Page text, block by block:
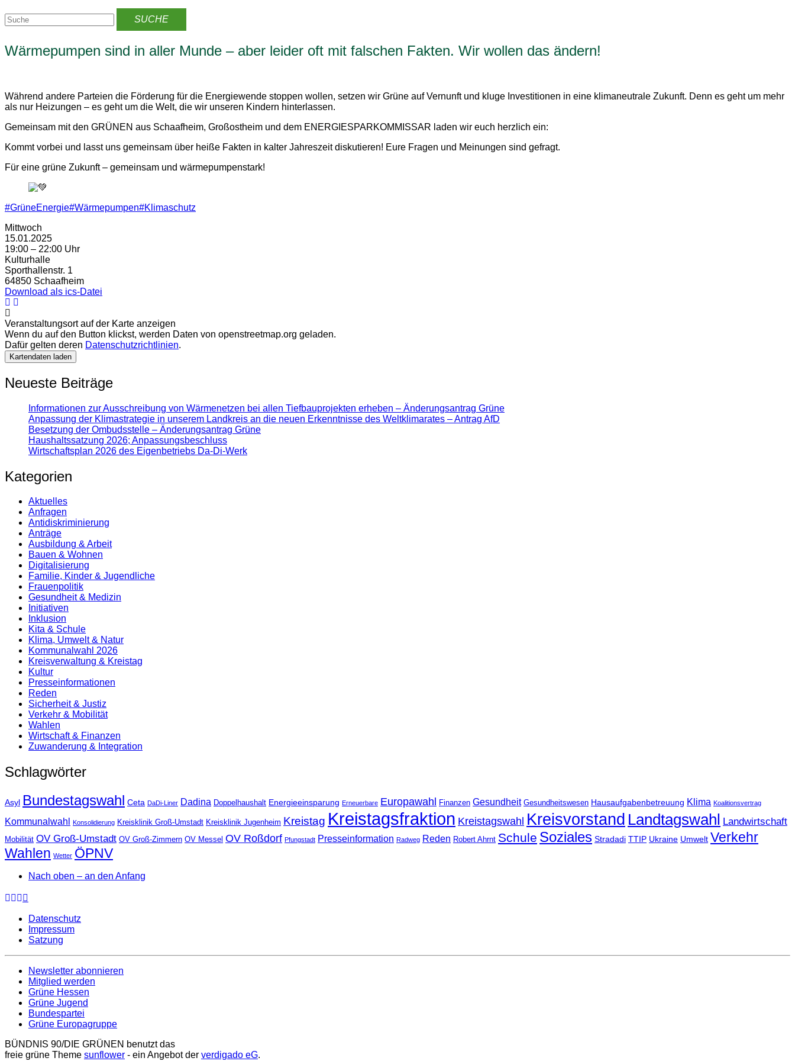
Wärmepumpen sind in aller Munde – aber leider oft mit falschen Fakten. Wir wollen das ändern!
Während andere Parteien die Förderung für die Energiewende stoppen wollen, setzen wir Grüne auf Vernunft und kluge Investitionen in eine klimaneutrale Zukunft. Denn es geht um mehr
als nur Heizungen – es geht um die Welt, die wir unseren Kindern hinterlassen.
Gemeinsam mit den GRÜNEN aus Schaafheim, Großostheim und dem ENERGIESPARKOMMISSAR laden wir euch herzlich ein:
Kommt vorbei und lasst uns gemeinsam über heiße Fakten in kalter Jahreszeit diskutieren! Eure Fragen und Meinungen sind gefragt.
Für eine grüne Zukunft – gemeinsam und wärmepumpenstark!
#GrüneEnergie#Wärmepumpen#Klimaschutz
Mittwoch
15.01.2025
19:00 – 22:00 Uhr
Kulturhalle
Sporthallenstr. 1
64850 Schaafheim
Download als ics-Datei
Veranstaltungsort auf der Karte anzeigen
Wenn du auf den Button klickst, werden Daten von openstreetmap.org geladen.
Dafür gelten deren Datenschutzrichtlinien.
Kartendaten laden
Neueste Beiträge
Informationen zur Ausschreibung von Wärmenetzen bei allen Tiefbauprojekten erheben – Änderungsantrag Grüne
Anpassung der Klimastrategie in unserem Landkreis an die neuen Erkenntnisse des Weltklimarates – Antrag AfD
Besetzung der Ombudsstelle – Änderungsantrag Grüne
Haushaltssatzung 2026; Anpassungsbeschluss
Wirtschaftsplan 2026 des Eigenbetriebs Da-Di-Werk
Kategorien
Aktuelles
Anfragen
Antidiskrimi­nierung
Anträge
Ausbildung & Arbeit
Bauen & Wohnen
Digitalisierung
Familie, Kinder & Jugendliche
Frauenpolitik
Gesundheit & Medizin
Initiativen
Inklusion
Kita & Schule
Klima, Umwelt & Natur
Kommunalwahl 2026
Kreisverwaltung & Kreistag
Kultur
Presse­informationen
Reden
Sicherheit & Justiz
Verkehr & Mobilität
Wahlen
Wirtschaft & Finanzen
Zuwanderung & Integration
Schlagwörter
Asyl Bundestagswahl Ceta DaDi-Liner Dadina Doppelhaushalt Energieeinsparung Erneuerbare Europawahl Finanzen Gesundheit Gesundheitswesen Hausaufgabenbetreuung Klima Koalitionsvertrag
Kommunalwahl Konsolidierung Kreisklinik Groß-Umstadt Kreisklinik Jugenheim Kreistag Kreistagsfraktion Kreistagswahl Kreisvorstand Landtagswahl Landwirtschaft
Mobilität OV Groß-Umstadt OV Groß-Zimmern OV Messel OV Roßdorf Pfungstadt Presseinformation Radweg Reden Robert Ahrnt Schule Soziales Stradadi TTIP Ukraine Umwelt Verkehr
Wahlen Wetter ÖPNV
Nach oben – an den Anfang
Datenschutz
Impressum
Satzung
Newsletter abonnieren
Mitglied werden
Grüne Hessen
Grüne Jugend
Bundespartei
Grüne Europagruppe
BÜNDNIS 90/DIE GRÜNEN benutzt das
freie grüne Theme sunflower ‐ ein Angebot der verdigado eG.